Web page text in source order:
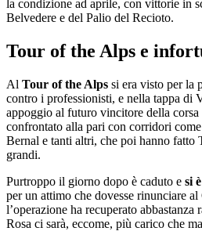
la condizione ad aprile, con vittorie in
Belvedere e del Palio del Recioto.
Tour of the Alps e
Al Tour of the Alps si era visto per la
contro i professionisti, e nella tappa di
appoggio al futuro vincitore della
confrontato alla pari con corridori
Bernal e tanti altri, che poi hanno fatto
grandi.
Purtroppo il giorno dopo è caduto e si
per un attimo che dovesse rinunciare
l’operazione ha recuperato abbastanza
Rosa ci sarà, eccome, più carico che